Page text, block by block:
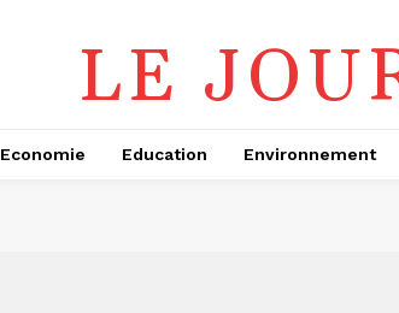
LE
Economie Education Environnement